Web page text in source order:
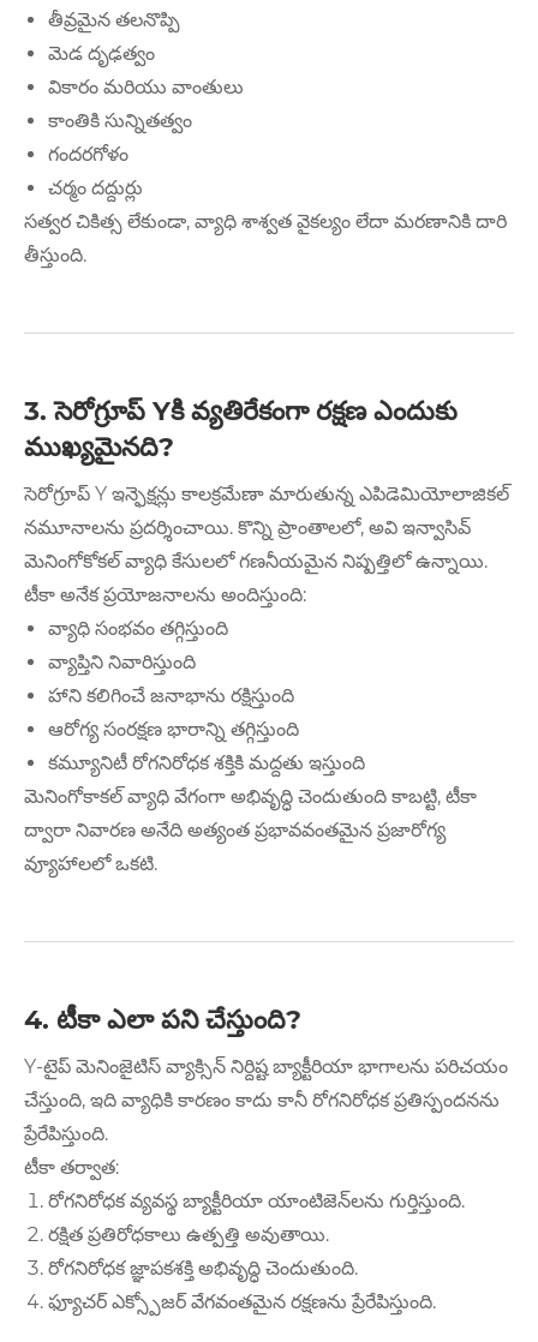
తీవ్రమైన తలనొప్పి
మెడ దృఢత్వం
వికారం మరియు వాంతులు
కాంతికి సున్నితత్వం
గందరగోళం
చర్మం దద్దుర్లు
సత్వర చికిత్స లేకుండా, వ్యాధి శాశ్వత వైకల్యం లేదా మరణానికి దారి
తీస్తుంది.
3. సెరోగ్రూప్ Yకి వ్యతిరేకంగా రక్షణ ఎందుకు
ముఖ్యమైనది?
సెరోగ్రూప్ Y ఇన్ఫెక్షన్లు కాలక్రమేణా మారుతున్న ఎపిడెమియోలాజికల్
నమూనాలను ప్రదర్శించాయి. కొన్ని ప్రాంతాలలో, అవి ఇన్వాసివ్
మెనింగోకోకల్ వ్యాధి కేసులలో గణనీయమైన నిష్పత్తిలో ఉన్నాయి.
టీకా అనేక ప్రయోజనాలను అందిస్తుంది:
వ్యాధి సంభవం తగ్గిస్తుంది
వ్యాప్తిని నివారిస్తుంది
హాని కలిగించే జనాభాను రక్షిస్తుంది
ఆరోగ్య సంరక్షణ భారాన్ని తగ్గిస్తుంది
కమ్యూనిటీ రోగనిరోధక శక్తికి మద్దతు ఇస్తుంది
మెనింగోకాకల్ వ్యాధి వేగంగా అభివృద్ధి చెందుతుంది కాబట్టి, టీకా
ద్వారా నివారణ అనేది అత్యంత ప్రభావవంతమైన ప్రజారోగ్య
వ్యూహాలలో ఒకటి.
4. టీకా ఎలా పని చేస్తుంది?
Y-టైప్ మెనింజైటిస్ వ్యాక్సిన్ నిర్దిష్ట బ్యాక్టీరియా భాగాలను పరిచయం
చేస్తుంది, ఇది వ్యాధికి కారణం కాదు కానీ రోగనిరోధక ప్రతిస్పందనను
ప్రేరేపిస్తుంది.
టీకా తర్వాత:
రోగనిరోధక వ్యవస్థ బ్యాక్టీరియా యాంటిజెన్‌లను గుర్తిస్తుంది.
రక్షిత ప్రతిరోధకాలు ఉత్పత్తి అవుతాయి.
రోగనిరోధక జ్ఞాపకశక్తి అభివృద్ధి చెందుతుంది.
ఫ్యూచర్ ఎక్స్పోజర్ వేగవంతమైన రక్షణను ప్రేరేపిస్తుంది.